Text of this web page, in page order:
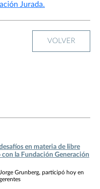
Jurada.
VOLVER
en materia de libre
la Fundación Generación
Grunberg, participó hoy en